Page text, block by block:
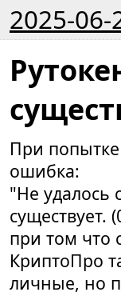
2025-06-
При
ошибка:
"Не удалось
существует.
при том что
КриптоПро
личные, но